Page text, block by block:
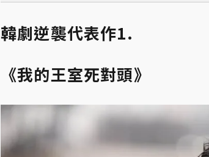
韓劇逆襲代表作1.
《我的王室死對頭》